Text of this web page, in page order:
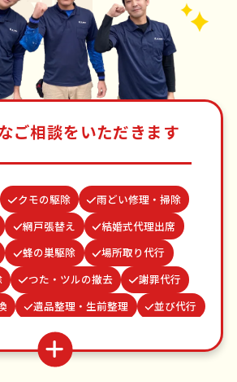
ご相談をいただきます
クモの駆除
雨どい修理・掃除
網戸張替え
結婚式代理出席
蜂の巣駆除
場所取り代行
つた・ツルの撤去
謝罪代行
遺品整理・生前整理
並び代行
ール取り付け
物置解体
お庭の水やり